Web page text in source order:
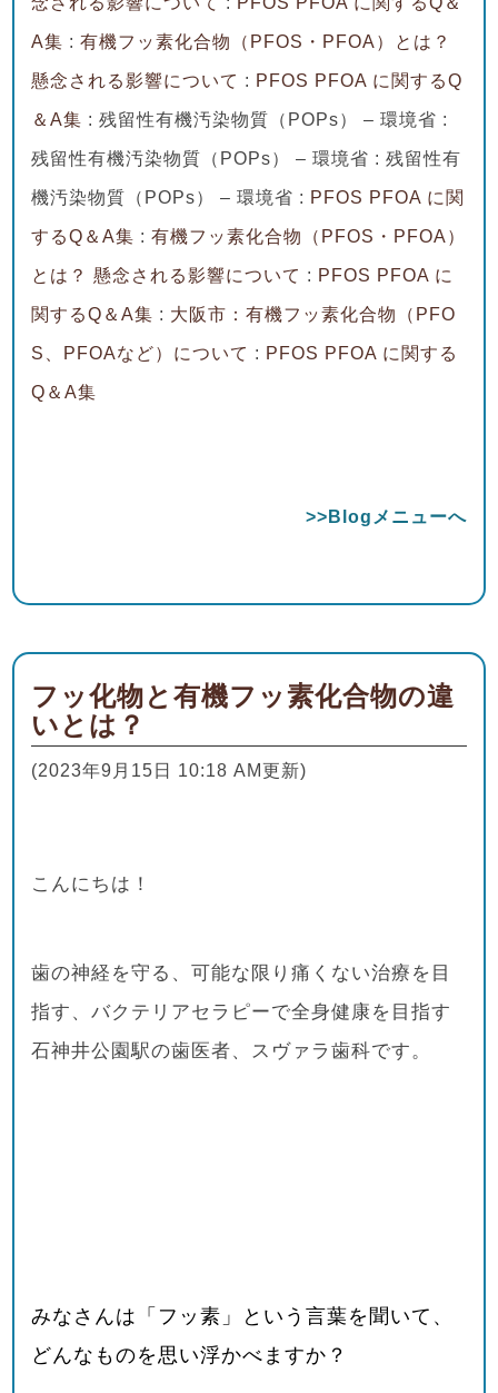
A集 : 有機フッ素化合物（PFOS・PFOA）とは？
懸念される影響について : PFOS PFOA に関するQ
＆A集 : 残留性有機汚染物質（POPs） – 環境省 :
残留性有機汚染物質（POPs） – 環境省 : 残留性有
機汚染物質（POPs） – 環境省 : PFOS PFOA に関
するQ＆A集 : 有機フッ素化合物（PFOS・PFOA）
とは？ 懸念される影響について : PFOS PFOA に
関するQ＆A集 : 大阪市：有機フッ素化合物（PFO
S、PFOAなど）について : PFOS PFOA に関する
Q＆A集
>>Blogメニューへ
フッ化物と有機フッ素化合物の違
いとは？
(2023年9月15日 10:18 AM更新)
こんにちは！
歯の神経を守る、可能な限り痛くない治療を目
指す、バクテリアセラピーで全身健康を目指す
石神井公園駅の歯医者、スヴァラ歯科です。
みなさんは「フッ素」という言葉を聞いて、
どんなものを思い浮かべますか？